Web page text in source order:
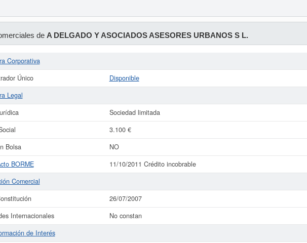
de A DELGADO Y ASOCIADOS ASESORES URBANOS S L.
Corporativa
Único
Disponible
Legal
Sociedad limitada
3.100 €
Bolsa
NO
BORME
11/10/2011 Crédito incobrable
Comercial
26/07/2007
Internacionales
No constan
de Interés